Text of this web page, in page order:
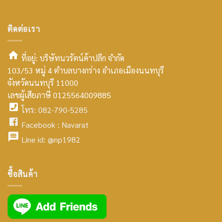
ติดต่อเรา
smt2
home
icon
ที่อยู่: บริษัทนวรัตน์ค้าปลีก จำกัด
103/53 หมู่ 4 ตำบลบางกร่าง อำเภอเมืองนนทบุรี
จังหวัดนนทบุรี 11000
เลขผู้เสียภาษี 0125564009885
facebook
icon
โทร: 082-790-5285
facebook
Facebook : Navarat
icon
Line id: @np1982
ซื้อสินค้า